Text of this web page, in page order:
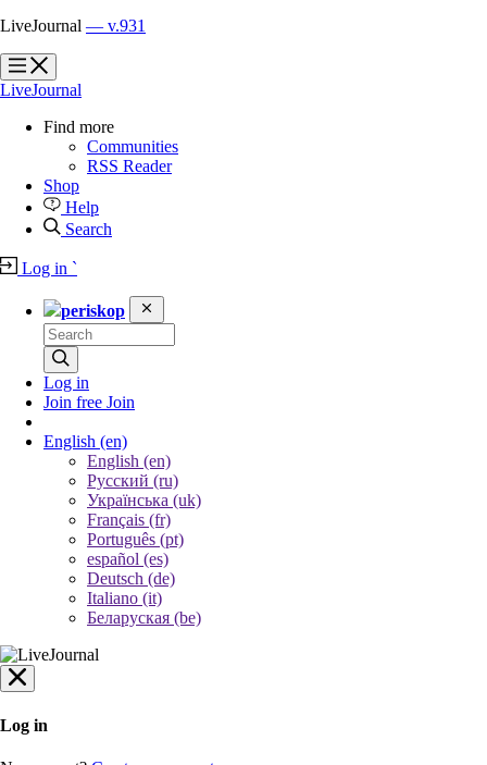
LiveJournal — v.931
?
?
LiveJournal
Find more
Communities
RSS Reader
Shop
Help
Search
Log in `
periskop
Log in
Join free Join
English (en)
English (en)
Русский (ru)
Українська (uk)
Français (fr)
Português (pt)
español (es)
Deutsch (de)
Italiano (it)
Беларуская (be)
Log in